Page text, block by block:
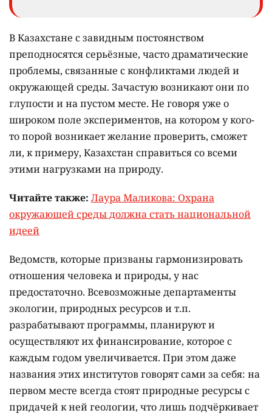
В Казахстане с завидным постоянством
преподносятся серьёзные, часто драматические
проблемы, связанные с конфликтами людей и
окружающей среды. Зачастую возникают они по
глупости и на пустом месте. Не говоря уже о
широком поле экспериментов, на котором у кого-
то порой возникает желание проверить, сможет
ли, к примеру, Казахстан справиться со всеми
этими нагрузками на природу.
Читайте также: Лаура Маликова: Охрана
окружающей среды должна стать национальной
идеей
Ведомств, которые призваны гармонизировать
отношения человека и природы, у нас
предостаточно. Всевозможные департаменты
экологии, природных ресурсов и т.п.
разрабатывают программы, планируют и
осуществляют их финансирование, которое с
каждым годом увеличивается. При этом даже
названия этих институтов говорят сами за себя: на
первом месте всегда стоят природные ресурсы с
придачей к ней геологии, что лишь подчёркивает